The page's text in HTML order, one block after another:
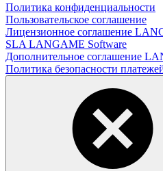
Политика конфиденциальности
Пользовательское соглашение
Лицензионное соглашение
SLA LANGAME Software
Дополнительное соглашение
Политика безопасности